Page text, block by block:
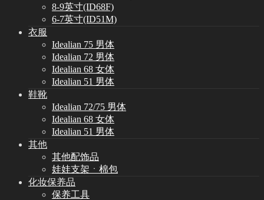
8-9英寸(ID68F)
6-7英寸(ID51M)
衣服
Idealian 75 男体
Idealian 72 男体
Idealian 68 女体
Idealian 51 男体
鞋靴
Idealian 72/75 男体
Idealian 68 女体
Idealian 51 男体
其他
其他配饰品
娃娃支架ㆍ棉包
化妆保养品
保养工具